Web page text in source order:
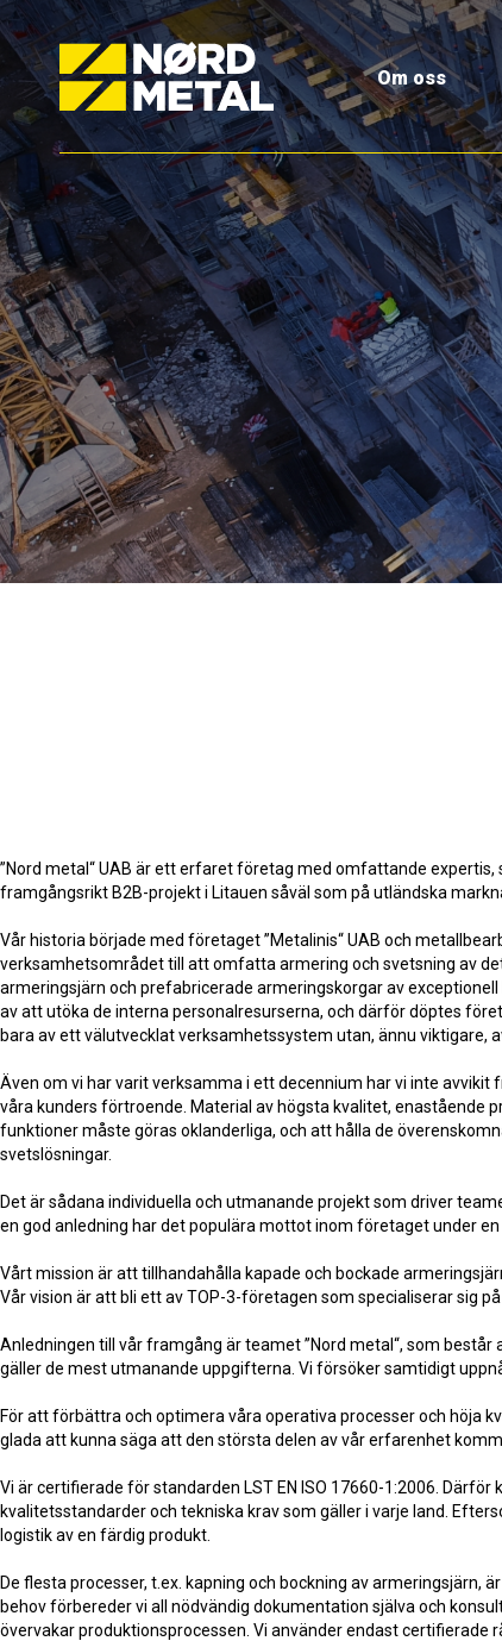
Om oss
”Nord metal“ UAB är ett erfaret företag med omfattande
framgångsrikt B2B-projekt i Litauen såväl som på utländska
Vår historia började med företaget ”Metalinis“ UAB och
verksamhetsområdet till att omfatta armering och svetsning av
armeringsjärn och prefabricerade armeringskorgar av
av att utöka de interna personalresurserna, och därför döptes
bara av ett välutvecklat verksamhetssystem utan, ännu viktigare,
Även om vi har varit verksamma i ett decennium har vi inte
våra kunders förtroende. Material av högsta kvalitet, enastående
funktioner måste göras oklanderliga, och att hålla de
svetslösningar.
Det är sådana individuella och utmanande projekt som driver
en god anledning har det populära mottot inom företaget under
Vårt mission är att tillhandahålla kapade och bockade
Vår vision är att bli ett av TOP-3-företagen som specialiserar sig
Anledningen till vår framgång är teamet ”Nord metal“, som
gäller de mest utmanande uppgifterna. Vi försöker samtidigt
För att förbättra och optimera våra operativa processer och höja
glada att kunna säga att den största delen av vår erfarenhet
Vi är certifierade för standarden LST EN ISO 17660-1:2006.
kvalitetsstandarder och tekniska krav som gäller i varje land.
logistik av en färdig produkt.
De flesta processer, t.ex. kapning och bockning av
behov förbereder vi all nödvändig dokumentation själva och
övervakar produktionsprocessen. Vi använder endast certifierade